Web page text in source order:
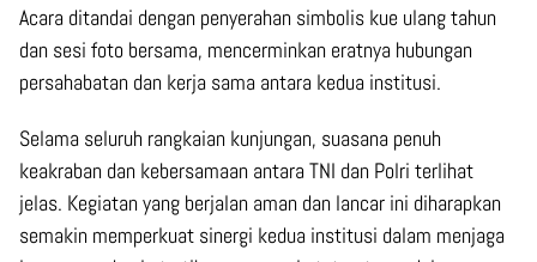
Acara ditandai dengan penyerahan simbolis kue ulang tahun
dan sesi foto bersama, mencerminkan eratnya hubungan
persahabatan dan kerja sama antara kedua institusi.
Selama seluruh rangkaian kunjungan, suasana penuh
keakraban dan kebersamaan antara TNI dan Polri terlihat
jelas. Kegiatan yang berjalan aman dan lancar ini diharapkan
semakin memperkuat sinergi kedua institusi dalam menjaga